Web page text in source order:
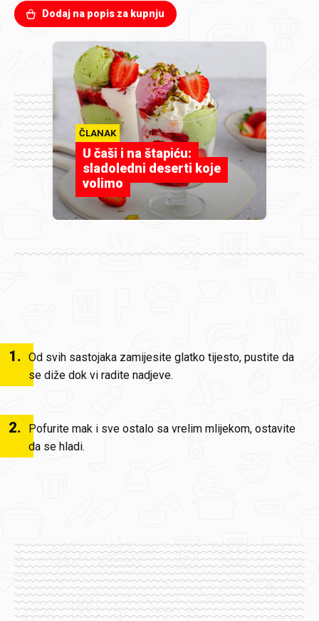
Dodaj na popis za kupnju
ČLANAK
U čaši i na štapiću:
sladoledni deserti koje
volimo
1. Od svih sastojaka zamijesite glatko tijesto, pustite da
se diže dok vi radite nadjeve.
2.
Pofurite mak i sve ostalo sa vrelim mlijekom, ostavite
da se hladi.